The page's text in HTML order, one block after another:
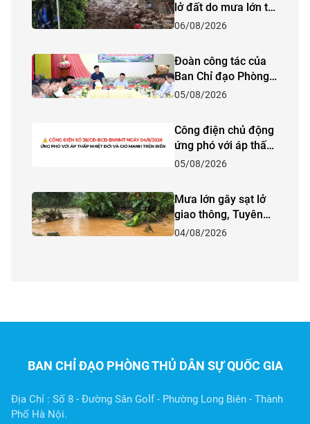
lở đất do mưa lớn tại
Lào Cai
06/08/2026
Đoàn công tác của
Ban Chỉ đạo Phòng
thủ dân sự quốc gia
phòng, chống thiên
tai và tìm kiếm cứu
nạn năm 2026 tại
tỉnh Lào Cai
05/08/2026
Công điện chủ động
ứng phó với áp thấp
nhiệt đới và gió
05/08/2026
Mưa lớn gây sạt lở
giao thông, Tuyên
Quang khẩn trương
04/08/2026
BAN CHỈ ĐẠO PHÒNG THỦ DÂN SỰ QUỐC GIA
Địa Chỉ : Số 8 - Đường Sân Golf - Phường Long Biên - Thành
Phố Hà Nội.